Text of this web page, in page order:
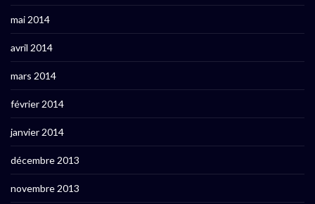
mai 2014
avril 2014
mars 2014
février 2014
janvier 2014
décembre 2013
novembre 2013